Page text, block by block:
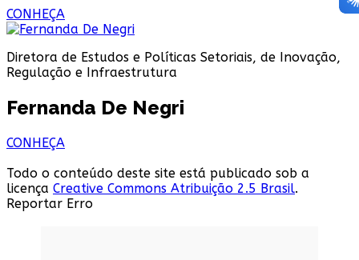
CONHEÇA
Diretora de Estudos e Políticas Setoriais, de Inovação,
Regulação e Infraestrutura
Fernanda De Negri
CONHEÇA
Todo o conteúdo deste site está publicado sob a
licença Creative Commons Atribuição 2.5 Brasil.
Reportar Erro